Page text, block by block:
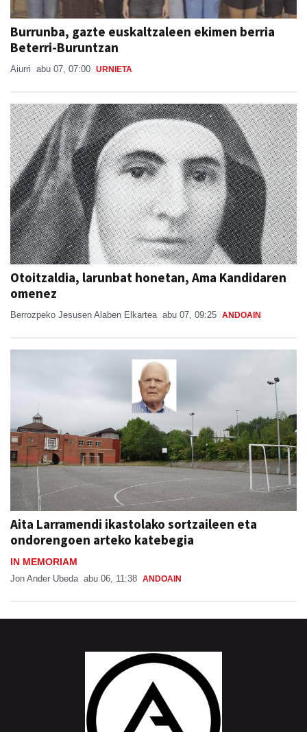
Burrunba, gazte euskaltzaleen ekimen berria
Beterri-Buruntzan
Aiurri abu 07, 07:00 URNIETA
Otoitzaldia, larunbat honetan, Ama Kandidaren
omenez
Berrozpeko Jesusen Alaben Elkartea abu 07, 09:25 ANDOAIN
Aita Larramendi ikastolako sortzaileen eta
ondorengoen arteko katebegia
IN MEMORIAM
Jon Ander Ubeda abu 06, 11:38 ANDOAIN